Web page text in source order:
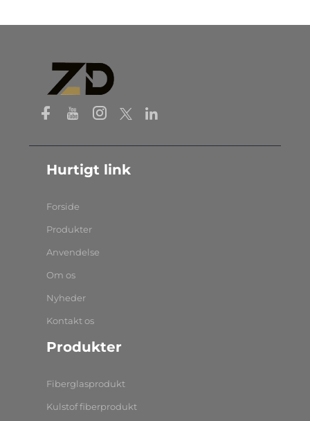
Hurtigt link
Forside
Produkter
Anvendelse
Om os
Nyheder
Kontakt os
Produkter
Fiberglasprodukt
Kulstof fiberprodukt